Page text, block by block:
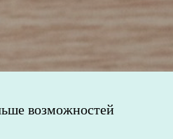
возможностей